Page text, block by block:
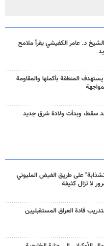
د. عامر الكفيشي يقرأ ملامح
المنطقة بأكملها والمقاومة
سقط، وبدأت ولادة شرق جديد
على طريق الفيض المليوني
لا تزال كثيفة
قادة العراق المستقبليين